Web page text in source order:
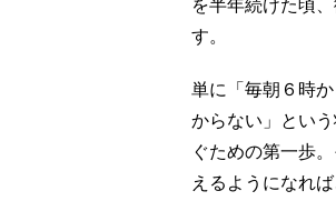
を半年続けた頃
す。
単に「毎朝６時
からない」とい
ぐための第一歩
えるようになれ